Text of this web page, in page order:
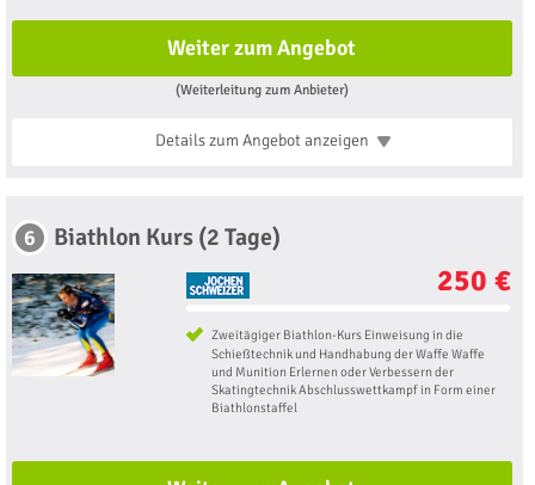
Weiter zum Angebot
(Weiterleitung zum Anbieter)
Details zum Angebotanzeigen
6 Biathlon Kurs (2 Tage)
250 €
Zweitägiger Biathlon-Kurs Einweisung in die
Schießtechnik und Handhabung der Waffe Waffe
und Munition Erlernen oder Verbessern der
Skatingtechnik Abschlusswettkampf in Form einer
Biathlonstaffel